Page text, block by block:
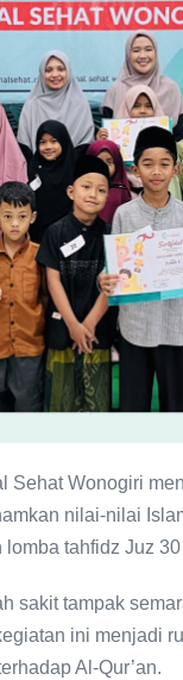
Sehat Wonogiri
nilai-nilai
tahfidz Juz
sakit tampak
ini menjadi
Al-Qur’an.